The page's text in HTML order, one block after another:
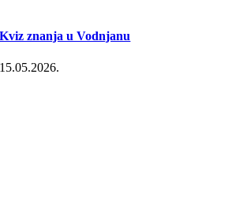
Kviz znanja u Vodnjanu
15.05.2026.